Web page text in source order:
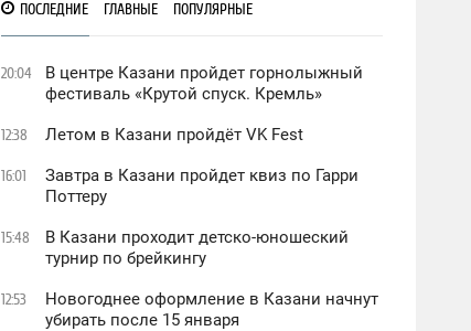
ПОСЛЕДНИЕ ГЛАВНЫЕ ПОПУЛЯРНЫЕ
20:04
В центре Казани пройдет горнолыжный
фестиваль «Крутой спуск. Кремль»
12:38 Летом в Казани пройдёт VK Fest
16:01
Завтра в Казани пройдет квиз по Гарри
Поттеру
15:48
В Казани проходит детско-юношеский
турнир по брейкингу
12:53
Новогоднее оформление в Казани начнут
убирать после 15 января